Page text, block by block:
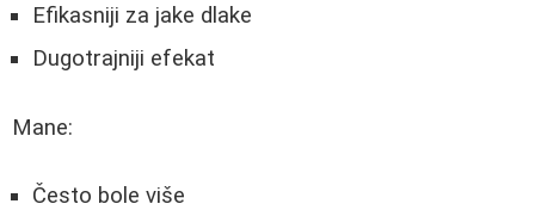
Efikasniji za jake dlake
Dugotrajniji efekat
Mane:
Često bole više